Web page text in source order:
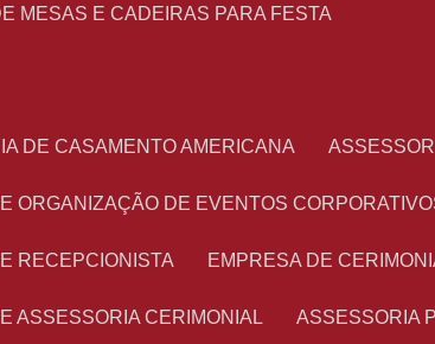
MESAS E CADEIRAS PARA FESTA
DE CASAMENTO AMERICANA
ORGANIZAÇÃO DE EVENTOS
RECEPCIONISTA EMPRESA DE
ASSESSORIA CERIMONIAL ASSESSORIA